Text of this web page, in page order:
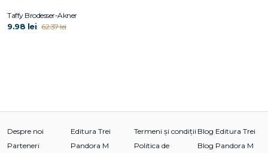
Taffy Brodesser-Akner
9.98 lei 62.37 lei
Despre noi
Parteneri
Editura Trei
Pandora M
Termeni și condiții
Politica de
Blog Editura Trei
Blog Pandora M